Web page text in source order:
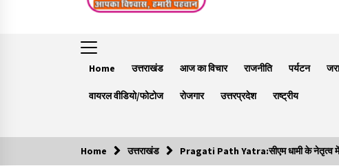
Home उत्तराखंड आज का विचार राजनीति पर्यटन
वायरल वीडियो/फोटोज रोजगार उत्तरप्रदेश राष्ट्रीय
Trending Now
Home उत्तराखंड Pragati Path Yatra:सीएम धामी के नेतृत्व में